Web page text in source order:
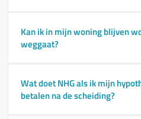
Kan ik in mijn woning blijven
weggaat?
Wat doet NHG als ik mijn
betalen na de scheiding?